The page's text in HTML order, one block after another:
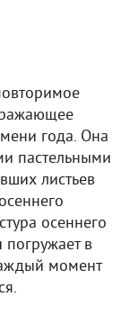
года. Она
пастельными
листьев
осеннего
в
момент